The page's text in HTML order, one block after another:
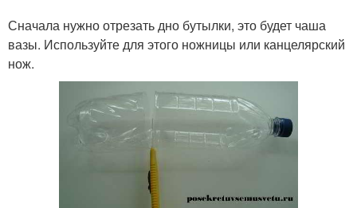
Сначала нужно отрезать дно бутылки, это будет чаша
вазы. Используйте для этого ножницы или канцелярский
нож.